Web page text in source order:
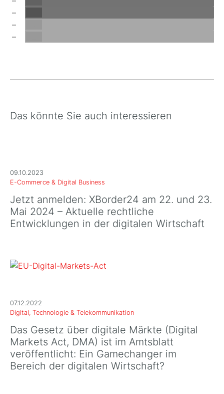
Das könnte Sie auch interessieren
09.10.2023
E-Commerce & Digital Business
Jetzt anmelden: XBorder24 am 22. und 23.
Mai 2024 – Aktuelle rechtliche
Entwicklungen in der digitalen Wirtschaft
07.12.2022
Digital, Technologie & Telekommunikation
Das Gesetz über digitale Märkte (Digital
Markets Act, DMA) ist im Amtsblatt
veröffentlicht: Ein Gamechanger im
Bereich der digitalen Wirtschaft?